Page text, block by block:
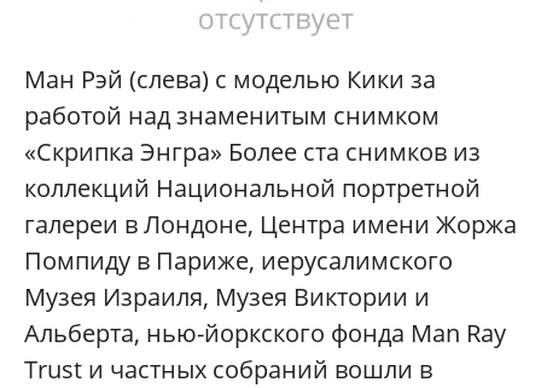
Ман Рэй (слева) с моделью Кики за
работой над знаменитым снимком
«Скрипка Энгра» Более ста снимков из
коллекций Национальной портретной
галереи в Лондоне, Центра имени Жоржа
Помпиду в Париже, иерусалимского
Музея Израиля, Музея Виктории и
Альберта, нью-йоркского фонда Man Ray
Trust и частных собраний вошли в